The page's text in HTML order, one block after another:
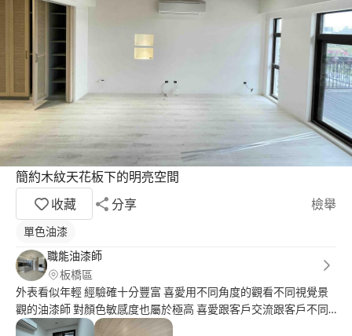
簡約木紋天花板下的明亮空間
收藏
分享 檢舉
單色油漆
職能油漆師
板橋區
外表看似年輕 經驗確十分豐富 喜愛用不同角度的觀看不同視覺景
觀的油漆師 對顏色敏感度也屬於極高 喜愛跟客戶交流跟客戶不同
樣的意見跟想法 歡迎大家都可來諮詢 一般粉刷工程 室內精緻裝